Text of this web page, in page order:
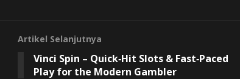
Artikel Selanjutnya
Vinci Spin – Quick‑Hit Slots & Fast‑Paced
Play for the Modern Gambler